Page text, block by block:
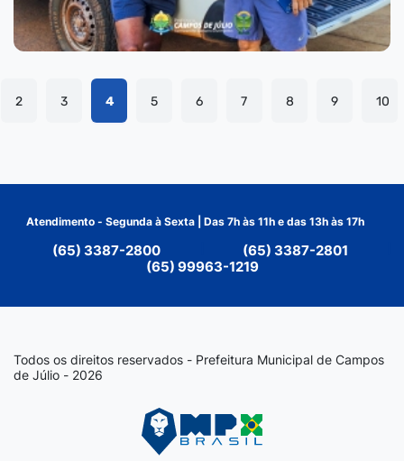
2 3 4 5 6 7 8 9 10
Atendimento - Segunda à Sexta | Das 7h às 11h e das 13h às 17h
(65) 3387-2800 (65) 3387-2801
(65) 99963-1219
Todos os direitos reservados - Prefeitura Municipal de Campos
de Júlio - 2026